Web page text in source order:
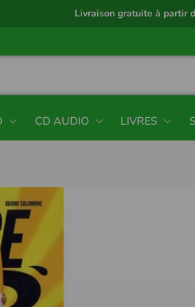
Livraison gratuite à partir
CD AUDIO LIVRES